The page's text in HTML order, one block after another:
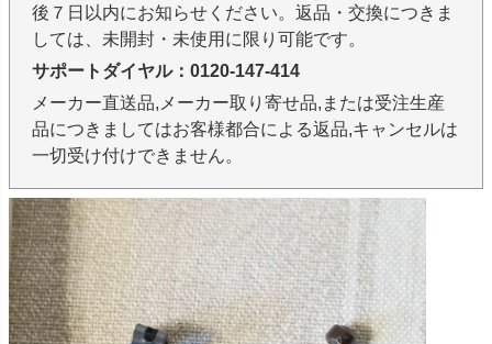
後７日以内にお知らせください。返品・交換につきま
しては、未開封・未使用に限り可能です。
サポートダイヤル：0120-147-414
メーカー直送品,メーカー取り寄せ品,または受注生産
品につきましてはお客様都合による返品,キャンセルは
一切受け付けできません。